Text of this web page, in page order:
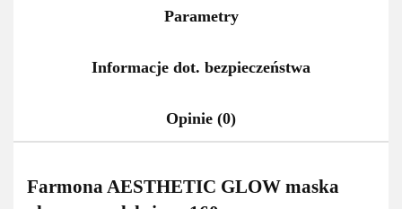
Parametry
Informacje dot. bezpieczeństwa
Opinie (0)
Farmona AESTHETIC GLOW maska